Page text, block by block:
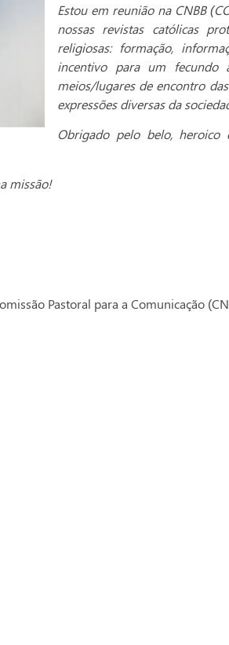
Estou em reunião na CNBB
nossas revistas católicas
religiosas: formação,
incentivo para um fecundo
meios/lugares de encontro
expressões diversas da
Obrigado pelo belo, heroico
missão!
Pastoral para a Comunicação